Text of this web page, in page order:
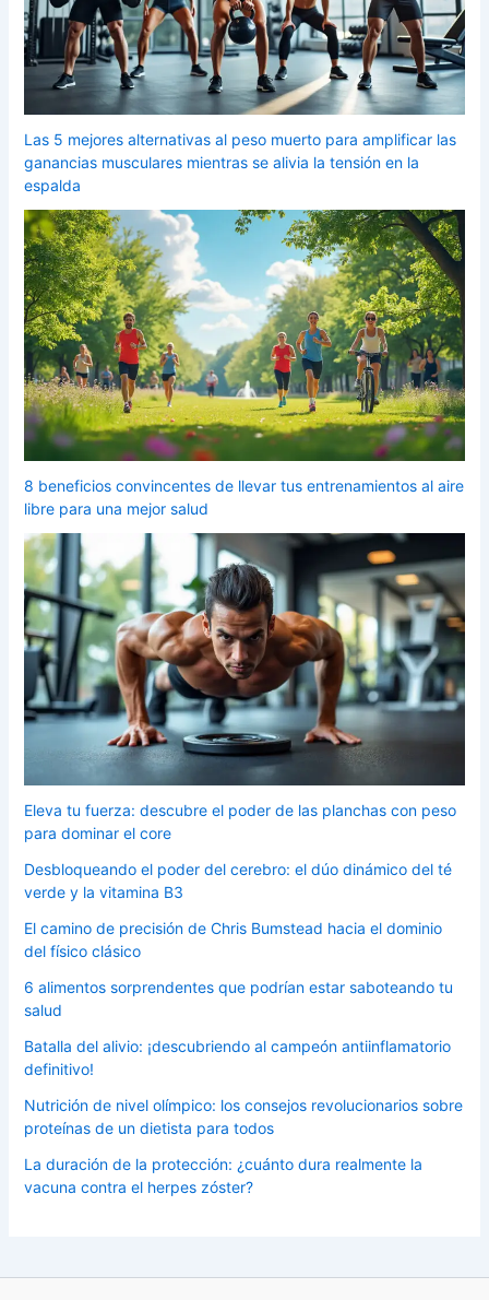
Las 5 mejores alternativas al peso muerto para amplificar las
ganancias musculares mientras se alivia la tensión en la
espalda
8 beneficios convincentes de llevar tus entrenamientos al aire
libre para una mejor salud
Eleva tu fuerza: descubre el poder de las planchas con peso
para dominar el core
Desbloqueando el poder del cerebro: el dúo dinámico del té
verde y la vitamina B3
El camino de precisión de Chris Bumstead hacia el dominio
del físico clásico
6 alimentos sorprendentes que podrían estar saboteando tu
salud
Batalla del alivio: ¡descubriendo al campeón antiinflamatorio
definitivo!
Nutrición de nivel olímpico: los consejos revolucionarios sobre
proteínas de un dietista para todos
La duración de la protección: ¿cuánto dura realmente la
vacuna contra el herpes zóster?